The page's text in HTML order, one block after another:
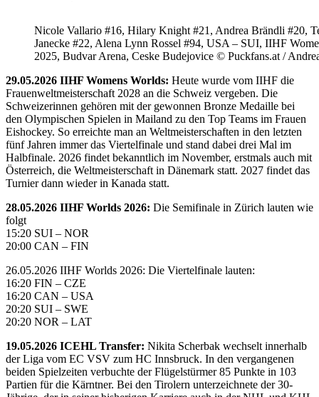
Nicole Vallario #16, Hilary Knight #21, Andrea Brändli #20,
Janecke #22, Alena Lynn Rossel #94, USA – SUI, IIHF
2025, Budvar Arena, Ceske Budejovice © Puckfans.at /
29.05.2026 IIHF Womens Worlds: Heute wurde vom IIHF die
Frauenweltmeisterschaft 2028 an die Schweiz vergeben. Die
Schweizerinnen gehören mit der gewonnen Bronze Medaille bei
den Olympischen Spielen in Mailand zu den Top Teams im Frauen
Eishockey. So erreichte man an Weltmeisterschaften in den letzten
fünf Jahren immer das Viertelfinale und stand dabei drei Mal im
Halbfinale. 2026 findet bekanntlich im November, erstmals auch mit
Österreich, die Weltmeisterschaft in Dänemark statt. 2027 findet das
Turnier dann wieder in Kanada statt.
28.05.2026 IIHF Worlds 2026: Die Semifinale in Zürich lauten wie
folgt
15:20 SUI – NOR
20:00 CAN – FIN
26.05.2026 IIHF Worlds 2026: Die Viertelfinale lauten:
16:20 FIN – CZE
16:20 CAN – USA
20:20 SUI – SWE
20:20 NOR – LAT
19.05.2026 ICEHL Transfer: Nikita Scherbak wechselt innerhalb
der Liga vom EC VSV zum HC Innsbruck. In den vergangenen
beiden Spielzeiten verbuchte der Flügelstürmer 85 Punkte in 103
Partien für die Kärntner. Bei den Tirolern unterzeichnete der 30-